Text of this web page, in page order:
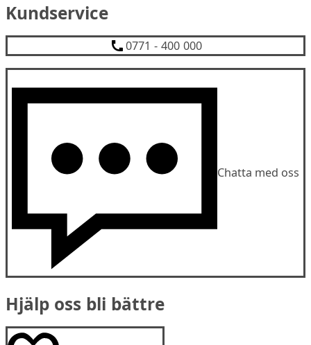
Kundservice
0771 - 400 000
Chatta med oss
Hjälp oss bli bättre